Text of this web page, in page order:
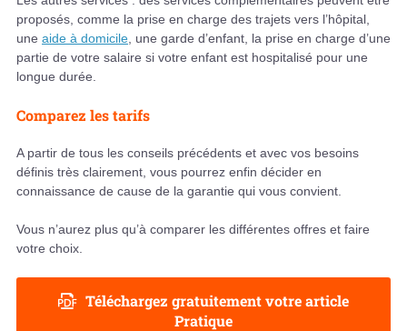
proposés, comme la prise en charge des trajets vers l’hôpital,
une aide à domicile , une garde d’enfant, la prise en charge d’une
partie de votre salaire si votre enfant est hospitalisé pour une
longue durée.
Comparez les tarifs
A partir de tous les conseils précédents et avec vos besoins
définis très clairement, vous pourrez enfin décider en
connaissance de cause de la garantie qui vous convient.
Vous n’aurez plus qu’à comparer les différentes offres et faire
votre choix.
Téléchargez gratuitement votre article
Pratique